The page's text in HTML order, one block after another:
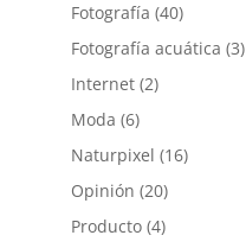
Fotografía (40)
Fotografía acuática (3)
Internet(2)
Moda (6)
Naturpixel (16)
Opinión (20)
Producto(4)